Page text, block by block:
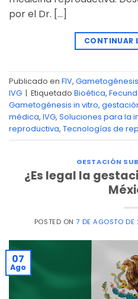
por el Dr. […]
CONTINUAR
Publicado en FIV,
IVG | Etiquetado Bioética,
Gametogénesis in vitro,
médica, IVG, Soluciones para la
reproductiva, Tecnologías de
GESTACIÓN
¿Es legal la
POSTED ON7 DE AGOSTO
07
Ago